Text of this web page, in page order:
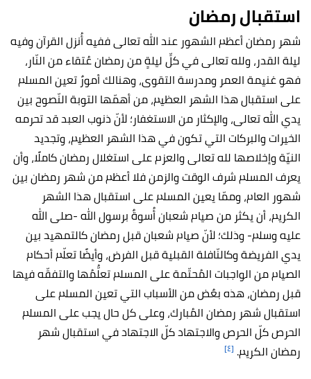
استقبال رمضان
شهر رمضان أعظم الشهور عند الله تعالى ففيه أُنزل القرآن وفيه
ليلة القدر، ولله تعالى في كلِّ ليلةٍ من رمضان عُتقاء من النّار،
فهو غنيمة العمر ومدرسة التقوى، وهنالك أمورٌ تعين المسلم
على استقبال هذا الشهر العظيم، من أهمّها التوبة النّصوح بين
يدي الله تعالى، والإكثار من الاستغفار؛ لأنّ ذنوب العبد قد تحرمه
الخيرات والبركات التي تكون في هذا الشهر العظيم، وتجديد
النيّة وإخلاصها لله تعالى والعزم على استغلال رمضان كاملًا، وأن
يعرف المسلم شرف الوقت والزمن فلا أعظم من شهر رمضان بين
شهور العام، وممّا يعين المسلم على استقبال هذا الشهر
الكريم، أن يكثر من صيام شعبان أُسوةٌ برسول الله -صلى الله
عليه وسلم- وذلك؛ لأنّ صيام شعبان قبل رمضان كالتمهيد بين
يدي الفريضة وكالنّافلة القبلية قبل الفرض، وأيضًا تعلّم أحكام
الصيام من الواجبات المُحتّمة على المسلم تعلُّمُها والتفقّه فيها
قبل رمضان، هذه بعٌض من الأسباب التي تعين المسلم على
استقبال شهر رمضان المُبارك، وعلى كل حال يجب على المسلم
الحرص كلّ الحرص والاجتهاد كلّ الاجتهاد في استقبال شهر
رمضان الكريم. [٤]